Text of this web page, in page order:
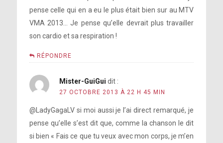
pense celle qui en a eu le plus était bien sur au MTV
VMA 2013… Je pense qu’elle devrait plus travailler
son cardio et sa respiration !
RÉPONDRE
Mister-GuiGui dit :
27 OCTOBRE 2013 À 22 H 45 MIN
@LadyGagaLV si moi aussi je l’ai direct remarqué, je
pense qu’elle s’est dit que, comme la chanson le dit
si bien « Fais ce que tu veux avec mon corps, je m’en